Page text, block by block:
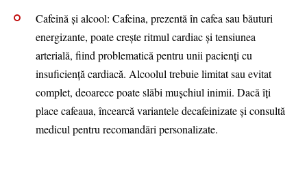
Cafeină și alcool: Cafeina, prezentă în cafea sau băuturi
energizante, poate crește ritmul cardiac și tensiunea
arterială, fiind problematică pentru unii pacienți cu
insuficiență cardiacă. Alcoolul trebuie limitat sau evitat
complet, deoarece poate slăbi mușchiul inimii. Dacă îți
place cafeaua, încearcă variantele decafeinizate și consultă
medicul pentru recomandări personalizate.